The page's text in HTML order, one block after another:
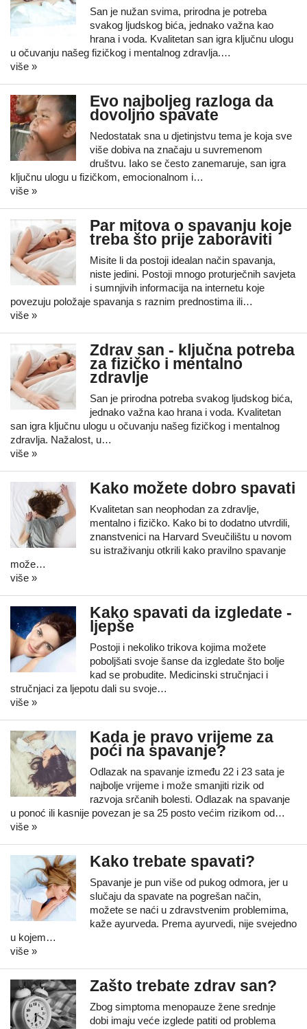
San je nužan svima, prirodna je potreba
svakog ljudskog bića, jednako važna kao
hrana i voda. Kvalitetan san igra ključnu ulogu
u očuvanju našeg fizičkog i mentalnog zdravlja.…
više »
Evo najboljeg razloga da
dovoljno spavate
Nedostatak sna u djetinjstvu tema je koja sve
više dobiva na značaju u suvremenom
društvu. Iako se često zanemaruje, san igra
ključnu ulogu u fizičkom, emocionalnom i…
više »
Par mitova o spavanju koje
treba što prije zaboraviti
Misite li da postoji idealan način spavanja,
niste jedini. Postoji mnogo proturječnih savjeta
i sumnjivih informacija na internetu koje
povezuju položaje spavanja s raznim prednostima ili…
više »
Zdrav san - ključna potreba
za fizičko i mentalno
zdravlje
San je prirodna potreba svakog ljudskog bića,
jednako važna kao hrana i voda. Kvalitetan
san igra ključnu ulogu u očuvanju našeg fizičkog i mentalnog
zdravlja. Nažalost, u…
više »
Kako možete dobro spavati
Kvalitetan san neophodan za zdravlje,
mentalno i fizičko. Kako bi to dodatno utvrdili,
znanstvenici na Harvard Sveučilištu u novom
su istraživanju otkrili kako pravilno spavanje
može…
više »
Kako spavati da izgledate -
ljepše
Postoji i nekoliko trikova kojima možete
poboljšati svoje šanse da izgledate što bolje
kad se probudite. Medicinski stručnjaci i
stručnjaci za ljepotu dali su svoje…
više »
Kada je pravo vrijeme za
poći na spavanje?
Odlazak na spavanje između 22 i 23 sata je
najbolje vrijeme i može smanjiti rizik od
razvoja srčanih bolesti. Odlazak na spavanje
u ponoć ili kasnije povezan je sa 25 posto većim rizikom od…
više »
Kako trebate spavati?
Spavanje je pun više od pukog odmora, jer u
slučaju da spavate na pogrešan način,
možete se naći u zdravstvenim problemima,
kaže ayurveda. Prema ayurvedi, nije svejedno
u kojem…
više »
Zašto trebate zdrav san?
Zbog simptoma menopauze žene srednje
dobi imaju veće izglede patiti od problema